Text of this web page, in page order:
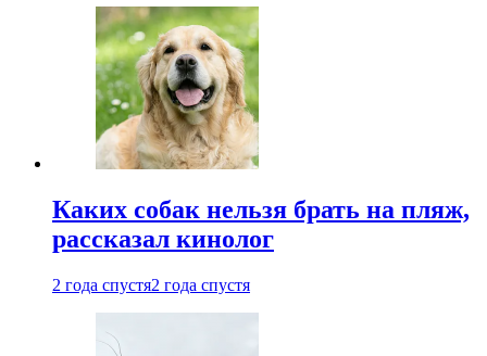
Каких собак нельзя брать на пляж,
рассказал кинолог
2 года спустя2 года спустя